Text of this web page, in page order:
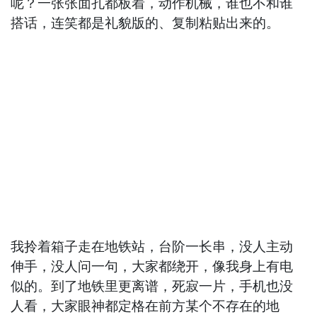
呢？一张张面孔都板着，动作机械，谁也不和谁
搭话，连笑都是礼貌版的、复制粘贴出来的。
我拎着箱子走在地铁站，台阶一长串，没人主动
伸手，没人问一句，大家都绕开，像我身上有电
似的。到了地铁里更离谱，死寂一片，手机也没
人看，大家眼神都定格在前方某个不存在的地